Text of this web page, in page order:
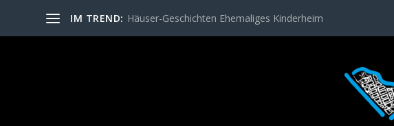
IM TREND: Häuser-Geschichten Ehemaliges Kinderheim